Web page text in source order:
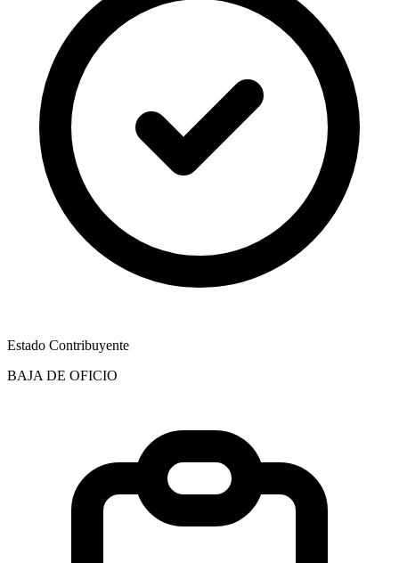
Estado Contribuyente
BAJA DE OFICIO